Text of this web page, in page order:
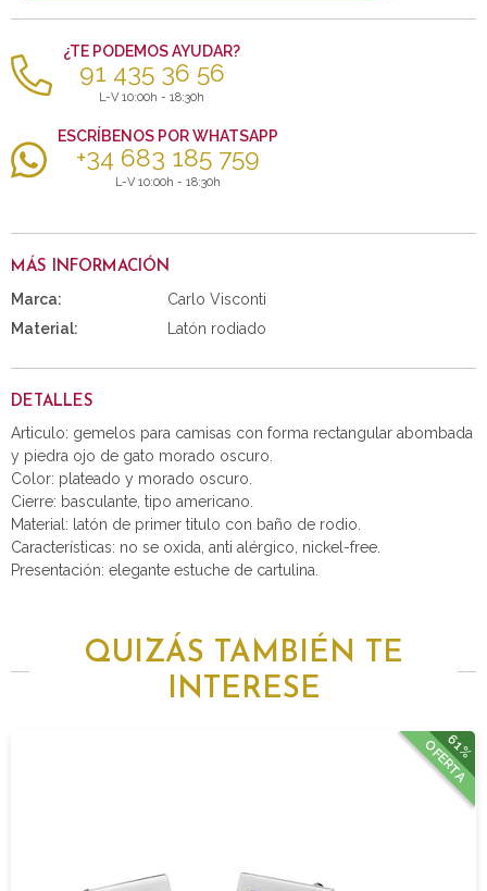
¿TE PODEMOS AYUDAR?
91 435 36 56
L-V 10:00h - 18:30h
ESCRÍBENOS POR WHATSAPP
+34 683 185 759
L-V 10:00h - 18:30h
MÁS INFORMACIÓN
Marca:
Carlo Visconti
Material:
Latón rodiado
DETALLES
Articulo: gemelos para camisas con forma rectangular abombada
y piedra ojo de gato morado oscuro.
Color: plateado y morado oscuro.
Cierre: basculante, tipo americano.
Material: latón de primer titulo con baño de rodio.
Características: no se oxida, anti alérgico, nickel-free.
Presentación: elegante estuche de cartulina.
QUIZÁS TAMBIÉN TE
INTERESE
61%
OFERTA